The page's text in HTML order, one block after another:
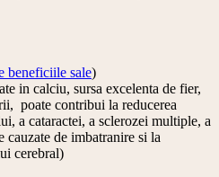
beneficiile sale)
in calciu, sursa excelenta de fier,
poate contribui la reducerea
a cataractei, a sclerozei multiple, a
cauzate de imbatranire si la
cerebral)